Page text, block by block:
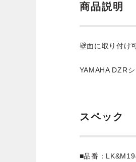
商品説明
壁面に取り付け
YAMAHA DZR
スペック
■品番：